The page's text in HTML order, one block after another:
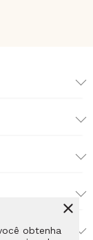
obtenha